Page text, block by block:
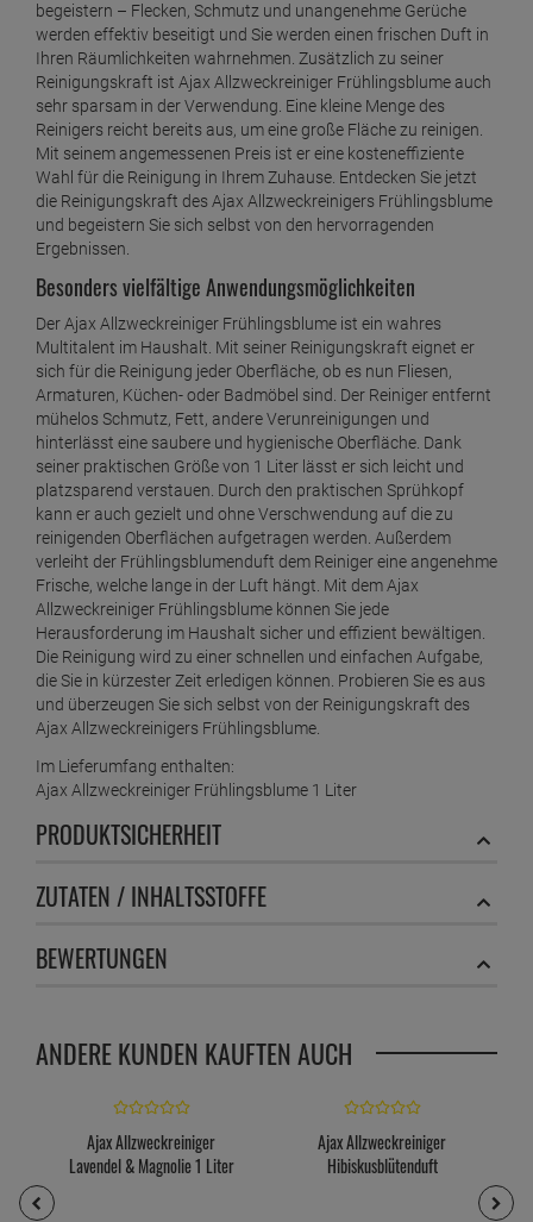
begeistern – Flecken, Schmutz und unangenehme Gerüche
werden effektiv beseitigt und Sie werden einen frischen Duft in
Ihren Räumlichkeiten wahrnehmen. Zusätzlich zu seiner
Reinigungskraft ist Ajax Allzweckreiniger Frühlingsblume auch
sehr sparsam in der Verwendung. Eine kleine Menge des
Reinigers reicht bereits aus, um eine große Fläche zu reinigen.
Mit seinem angemessenen Preis ist er eine kosteneffiziente
Wahl für die Reinigung in Ihrem Zuhause. Entdecken Sie jetzt
die Reinigungskraft des Ajax Allzweckreinigers Frühlingsblume
und begeistern Sie sich selbst von den hervorragenden
Ergebnissen.
Besonders vielfältige Anwendungsmöglichkeiten
Der Ajax Allzweckreiniger Frühlingsblume ist ein wahres
Multitalent im Haushalt. Mit seiner Reinigungskraft eignet er
sich für die Reinigung jeder Oberfläche, ob es nun Fliesen,
Armaturen, Küchen- oder Badmöbel sind. Der Reiniger entfernt
mühelos Schmutz, Fett, andere Verunreinigungen und
hinterlässt eine saubere und hygienische Oberfläche. Dank
seiner praktischen Größe von 1 Liter lässt er sich leicht und
platzsparend verstauen. Durch den praktischen Sprühkopf
kann er auch gezielt und ohne Verschwendung auf die zu
reinigenden Oberflächen aufgetragen werden. Außerdem
verleiht der Frühlingsblumenduft dem Reiniger eine angenehme
Frische, welche lange in der Luft hängt. Mit dem Ajax
Allzweckreiniger Frühlingsblume können Sie jede
Herausforderung im Haushalt sicher und effizient bewältigen.
Die Reinigung wird zu einer schnellen und einfachen Aufgabe,
die Sie in kürzester Zeit erledigen können. Probieren Sie es aus
und überzeugen Sie sich selbst von der Reinigungskraft des
Ajax Allzweckreinigers Frühlingsblume.
Im Lieferumfang enthalten:
Ajax Allzweckreiniger Frühlingsblume 1 Liter
PRODUKTSICHERHEIT
ZUTATEN / INHALTSSTOFFE
BEWERTUNGEN
ANDERE KUNDEN KAUFTEN AUCH
Ajax Allzweckreiniger
Lavendel & Magnolie 1 Liter
Ajax Allzweckreiniger
Hibiskusblütenduft